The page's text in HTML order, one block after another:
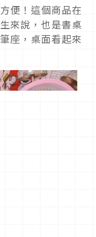
便！這個商品在
來說，也是書桌
座，桌面看起來